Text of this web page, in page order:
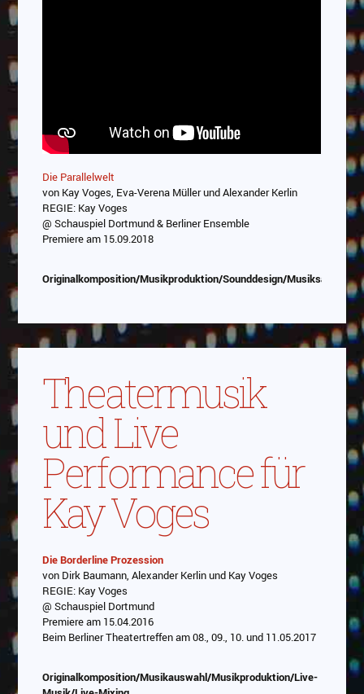
Die Parallelwelt
von Kay Voges, Eva-Verena Müller und Alexander Kerlin
REGIE: Kay Voges
@ Schauspiel Dortmund & Berliner Ensemble
Premiere am 15.09.2018
Originalkomposition/Musikproduktion/Sounddesign/
Theatermusik
und Live
Performance für
Kay Voges
Abspielen
Das Video wird von Youtube eingebettet
abespielt. Es gilt dieDatenschutzerklärung von
Die Borderline Prozession
von Dirk Baumann, Alexander Kerlin und Kay Voges
REGIE: Kay Voges
@ Schauspiel Dortmund
Premiere am 15.04.2016
Beim Berliner Theatertreffen am 08., 09., 10. und 11.05.2017
Originalkomposition/Musikauswahl/Musikproduktion/Live-